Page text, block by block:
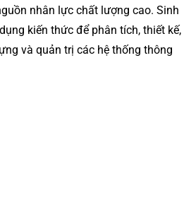
nhân lực chất lượng cao. Sinh
kiến thức để phân tích, thiết kế,
và quản trị các hệ thống thông